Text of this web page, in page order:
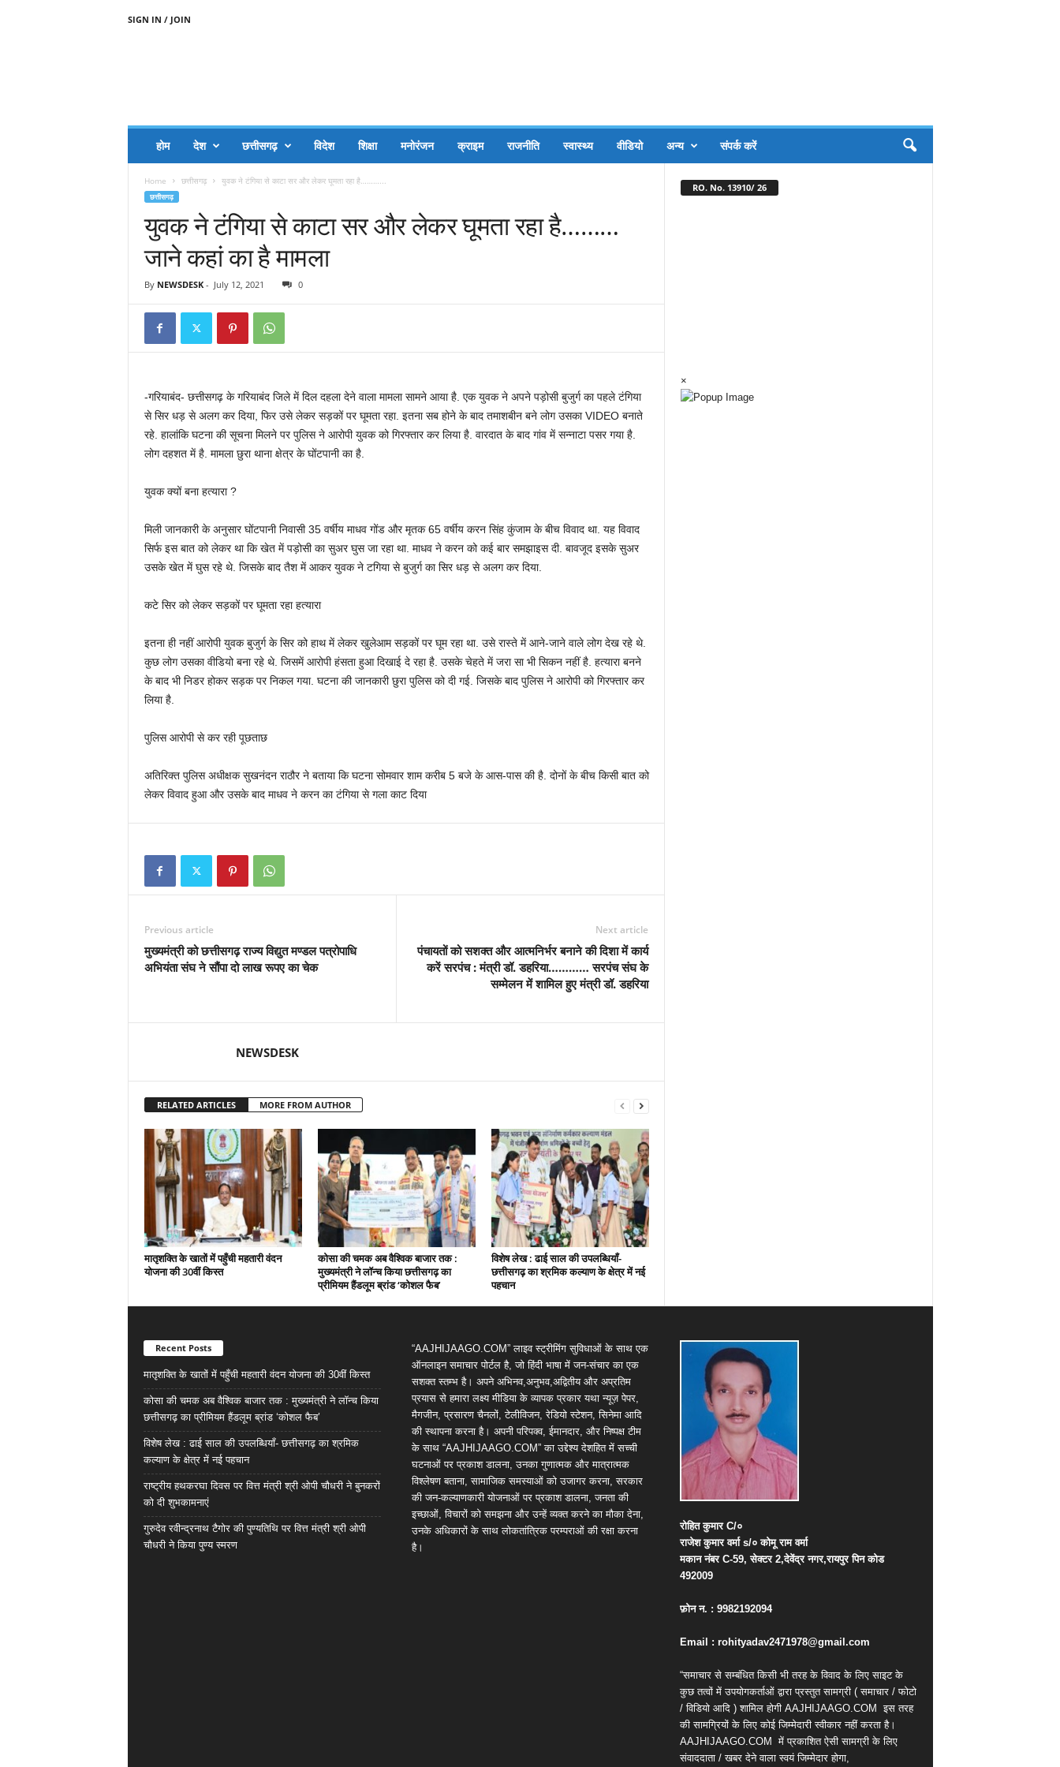
SIGN IN / JOIN
होम देश छत्तीसगढ़ विदेश शिक्षा मनोरंजन क्राइम राजनीति स्वास्थ्य वीडियो अन्य संपर्क करें
Home छत्तीसगढ़ युवक ने टंगिया से काटा सर और लेकर घूमता रहा है………...
छत्तीसगढ़
युवक ने टंगिया से काटा सर और लेकर घूमता रहा है………
जाने कहां का है मामला
By NEWSDESK- July 12, 2021 0
-गरियाबंद- छत्तीसगढ़ के गरियाबंद जिले में दिल दहला देने वाला मामला सामने आया है. एक युवक ने अपने पड़ोसी बुजुर्ग का पहले टंगिया
से सिर धड़ से अलग कर दिया, फिर उसे लेकर सड़कों पर घूमता रहा. इतना सब होने के बाद तमाशबीन बने लोग उसका VIDEO बनाते
रहे. हालांकि घटना की सूचना मिलने पर पुलिस ने आरोपी युवक को गिरफ्तार कर लिया है. वारदात के बाद गांव में सन्नाटा पसर गया है.
लोग दहशत में है. मामला छुरा थाना क्षेत्र के घोंटपानी का है.
युवक क्यों बना हत्यारा ?
मिली जानकारी के अनुसार घोंटपानी निवासी 35 वर्षीय माधव गोंड और मृतक 65 वर्षीय करन सिंह कुंजाम के बीच विवाद था. यह विवाद
सिर्फ इस बात को लेकर था कि खेत में पड़ोसी का सुअर घुस जा रहा था. माधव ने करन को कई बार समझाइस दी. बावजूद इसके सुअर
उसके खेत में घुस रहे थे. जिसके बाद तैश में आकर युवक ने टगिया से बुजुर्ग का सिर धड़ से अलग कर दिया.
कटे सिर को लेकर सड़कों पर घूमता रहा हत्यारा
इतना ही नहीं आरोपी युवक बुजुर्ग के सिर को हाथ में लेकर खुलेआम सड़कों पर घूम रहा था. उसे रास्ते में आने-जाने वाले लोग देख रहे थे.
कुछ लोग उसका वीडियो बना रहे थे. जिसमें आरोपी हंसता हुआ दिखाई दे रहा है. उसके चेहते में जरा सा भी सिकन नहीं है. हत्यारा बनने
के बाद भी निडर होकर सड़क पर निकल गया. घटना की जानकारी छुरा पुलिस को दी गई. जिसके बाद पुलिस ने आरोपी को गिरफ्तार कर
लिया है.
पुलिस आरोपी से कर रही पूछताछ
अतिरिक्त पुलिस अधीक्षक सुखनंदन राठौर ने बताया कि घटना सोमवार शाम करीब 5 बजे के आस-पास की है. दोनों के बीच किसी बात को
लेकर विवाद हुआ और उसके बाद माधव ने करन का टंगिया से गला काट दिया
Previous article
मुख्यमंत्री को छत्तीसगढ़ राज्य विद्युत मण्डल पत्रोपाधि
अभियंता संघ ने सौंपा दो लाख रूपए का चेक
Next article
पंचायतों को सशक्त और आत्मनिर्भर बनाने की दिशा में कार्य
करें सरपंच : मंत्री डॉ. डहरिया………… सरपंच संघ के
सम्मेलन में शामिल हुए मंत्री डॉ. डहरिया
NEWSDESK
RELATED ARTICLES MORE FROM AUTHOR
मातृशक्ति के खातों में पहुँची महतारी वंदन
योजना की 30वीं किस्त
कोसा की चमक अब वैश्विक बाजार तक :
मुख्यमंत्री ने लॉन्च किया छत्तीसगढ़ का
प्रीमियम हैंडलूम ब्रांड ‘कोशल फैब’
विशेष लेख : ढाई साल की उपलब्धियाँ-
छत्तीसगढ़ का श्रमिक कल्याण के क्षेत्र में नई
पहचान
RO. No. 13910/ 26
×
Recent Posts
मातृशक्ति के खातों में पहुँची महतारी वंदन योजना की 30वीं किस्त
कोसा की चमक अब वैश्विक बाजार तक : मुख्यमंत्री ने लॉन्च किया
छत्तीसगढ़ का प्रीमियम हैंडलूम ब्रांड ‘कोशल फैब’
विशेष लेख : ढाई साल की उपलब्धियाँ- छत्तीसगढ़ का श्रमिक
कल्याण के क्षेत्र में नई पहचान
राष्ट्रीय हथकरघा दिवस पर वित्त मंत्री श्री ओपी चौधरी ने बुनकरों
को दी शुभकामनाएं
गुरुदेव रवीन्द्रनाथ टैगोर की पुण्यतिथि पर वित्त मंत्री श्री ओपी
चौधरी ने किया पुण्य स्मरण
“AAJHIJAAGO.COM” लाइव स्ट्रीमिंग सुविधाओं के साथ एक
ऑनलाइन समाचार पोर्टल है, जो हिंदी भाषा में जन-संचार का एक
सशक्त स्तम्भ है। अपने अभिनव,अनुभव,अद्वितीय और अप्रतिम
प्रयास से हमारा लक्ष्य मीडिया के व्यापक प्रकार यथा न्यूज़ पेपर,
मैगजीन, प्रसारण चैनलों, टेलीविजन, रेडियो स्टेशन, सिनेमा आदि
की स्थापना करना है। अपनी परिपक्व, ईमानदार, और निष्पक्ष टीम
के साथ “AAJHIJAAGO.COM” का उद्देश्य देशहित में सच्ची
घटनाओं पर प्रकाश डालना, उनका गुणात्मक और मात्रात्मक
विश्लेषण बताना, सामाजिक समस्याओं को उजागर करना, सरकार
की जन-कल्याणकारी योजनाओं पर प्रकाश डालना, जनता की
इच्छाओं, विचारों को समझना और उन्हें व्यक्त करने का मौका देना,
उनके अधिकारों के साथ लोकतांत्रिक परम्पराओं की रक्षा करना
है।
रोहित कुमारC/०
राजेश कुमार वर्माs/० कोमू राम वर्मा
मकान नंबरC-59,सेक्टर2,देवेंद्र नगर,रायपुर पिन कोड
492009
फ़ोन न. : 9982192094
Email : rohityadav2471978@gmail.com
“समाचार से सम्बंधित किसी भी तरह के विवाद के लिए साइट के
कुछ तत्वों में उपयोगकर्ताओं द्वारा प्रस्तुत सामग्री ( समाचार / फोटो
/ विडियो आदि ) शामिल होगी AAJHIJAAGO.COM इस तरह
की सामग्रियों के लिए कोई जिम्मेदारी स्वीकार नहीं करता है।
AAJHIJAAGO.COM में प्रकाशित ऐसी सामग्री के लिए
संवाददाता / खबर देने वाला स्वयं जिम्मेदार होगा,